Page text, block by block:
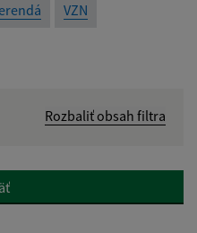
VZN
Rozbaliť obsah filtra